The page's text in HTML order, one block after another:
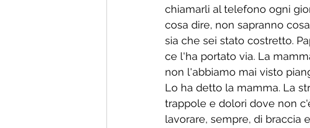
chiamarli al telefono ogni
cosa dire, non sapranno
sia che sei stato costretto.
ce l'ha portato via. La
non l'abbiamo mai visto
Lo ha detto la mamma. La
trappole e dolori dove non
lavorare, sempre, di braccia